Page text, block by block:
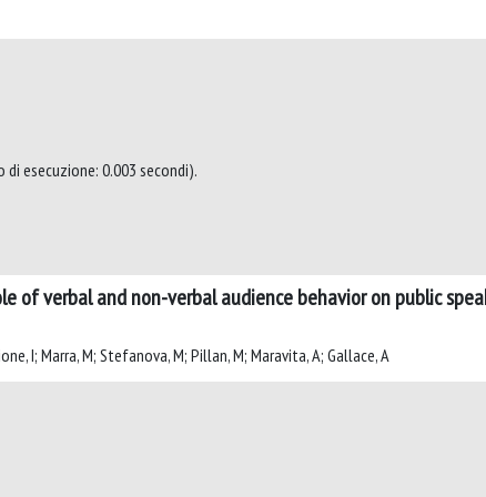
esecuzione: 0.003 secondi).
of verbal and non-verbal audience behavior on public
I; Marra, M; Stefanova, M; Pillan, M; Maravita, A; Gallace, A